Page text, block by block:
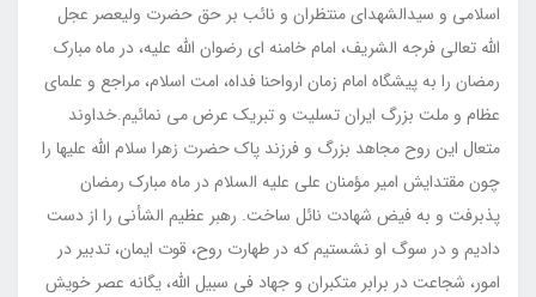
اسلامی و سیدالشهدای منتظران و نائب بر حق حضرت ولیعصر عجل
الله تعالی فرجه الشریف، امام خامنه ای رضوان الله علیه، در ماه مبارک
رمضان را به پیشگاه امام زمان ارواحنا فداه، امت اسلام، مراجع و علمای
عظام و ملت بزرگ ایران تسلیت و تبریک عرض می نمائیم.خداوند
متعال این روح مجاهد بزرگ و فرزند پاک حضرت زهرا سلام الله علیها را
چون مقتدایش امیر مؤمنان علی علیه السلام در ماه مبارک رمضان
پذبرفت و به فیض شهادت نائل ساخت. رهبر عظیم الشأنی را از دست
دادیم و در سوگ او نشستیم که در طهارت روح، قوت ایمان، تدبیر در
امور، شجاعت در برابر متکبران و جهاد فی سبیل الله، یگانه عصر خویش